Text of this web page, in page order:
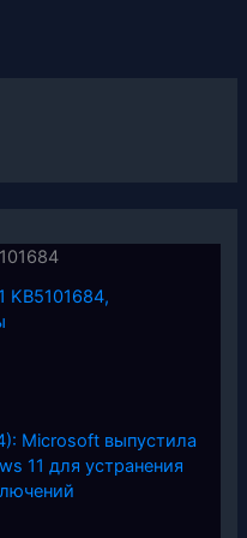
KB5101684,
Microsoft выпустила
11 для устранения